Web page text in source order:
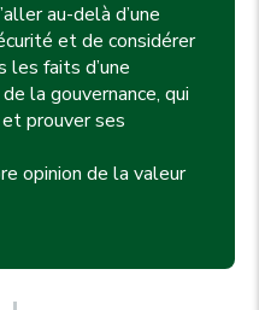
au-delà d’une
et de considérer
les faits d’une
la gouvernance, qui
prouver ses
opinion de la valeur